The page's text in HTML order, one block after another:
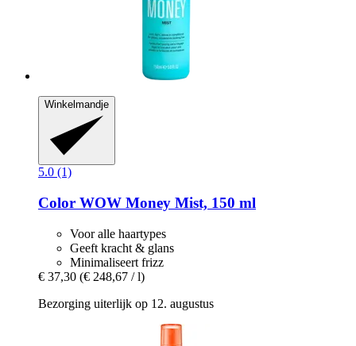
Winkelmandje
5.0 (1)
Color WOW Money Mist, 150 ml
Voor alle haartypes
Geeft kracht & glans
Minimaliseert frizz
€ 37,30 (€ 248,67 / l)
Bezorging uiterlijk op 12. augustus